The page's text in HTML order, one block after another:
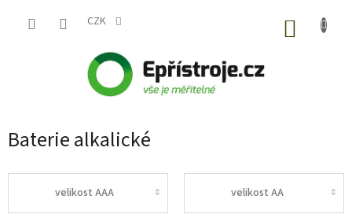
CZK
Baterie alkalické
velikost AAA velikost AA